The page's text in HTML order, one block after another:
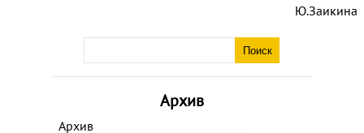
Архив
Архив
Ю.Заикина